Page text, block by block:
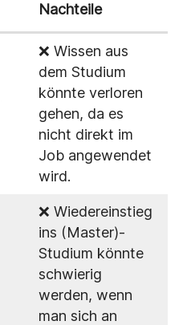
Nachteile
❌ Wissen aus
dem Studium
könnte verloren
gehen, da es
nicht direkt im
Job angewendet
wird.
❌ Wiedereinstieg
ins (Master)-
Studium könnte
schwierig
werden, wenn
man sich an